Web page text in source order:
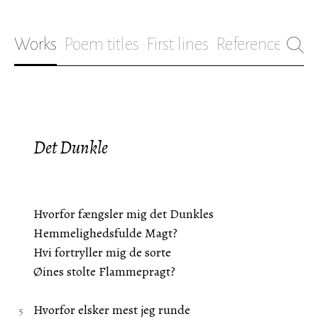
Works Poem titles First lines References
Det Dunkle
Hvorfor fængsler mig det Dunkles
Hemmelighedsfulde Magt?
Hvi fortryller mig de sorte
Øines stolte Flammepragt?
Hvorfor elsker mest jeg runde